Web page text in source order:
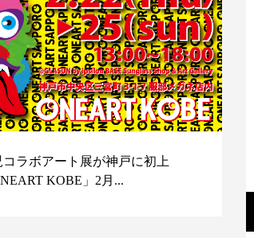
コラボアート展が神戸に初上
KOBE」2月...